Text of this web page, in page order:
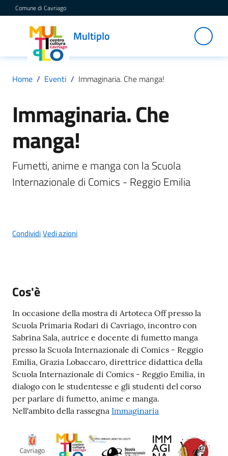
Vai al contenuto
Vai alla navigazione
Vai al footer
Comune di Cavriago
Multiplo
Multiplo
Centro
Cultura
Servizi
a
t
g
o
Corsi
Progetti
Partecipa
Home / Eventi / Immaginaria. Che manga!
Salta al contenuto
Immaginaria. Che
manga!
Fumetti, anime e manga con la Scuola
Internazionale di Comics - Reggio Emilia
CondividiVedi azioni
Cos'è
In occasione della mostra di Artoteca Off presso la
Scuola Primaria Rodari di Cavriago, incontro con
Sabrina Sala, autrice e docente di fumetto manga
presso la Scuola Internazionale di Comics - Reggio
Emilia, Grazia Lobaccaro, direttrice didattica della
Scuola Internazionale di Comics - Reggio Emilia, in
dialogo con le studentesse e gli studenti del corso
per parlare di fumetto, anime e manga.
Nell'ambito della rassegna Immaginaria